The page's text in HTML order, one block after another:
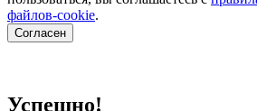
файлов-cookie.
Согласен
Успешно!